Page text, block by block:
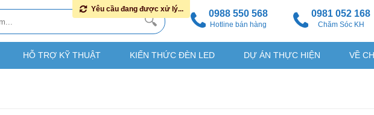
0988 550 568
Hotline bán hàng
0981 052 168
Chăm Sóc KH
HỖ TRỢ KỸ THUẬT KIẾN THỨC ĐÈN LED DỰ ÁN THỰC HIỆN VỀ
Yêu cầu đang được xử lý...